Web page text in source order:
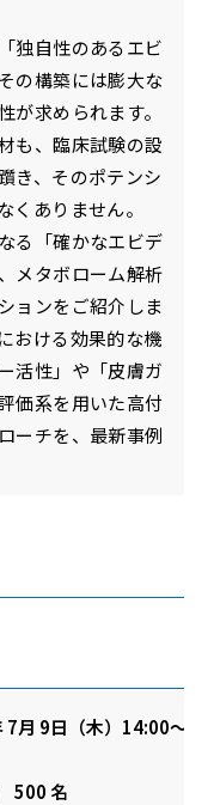
独自性のあるエビ
の構築には膨大な
求められます。
も、臨床試験の設
き、そのポテンシ
くありません。
る「確かなエビデ
メタボローム解析
ョンをご紹介しま
おける効果的な機
活性」や「皮膚ガ
価系を用いた高付
ーチを、最新事例
7月 9日（木）14:00～
500 名